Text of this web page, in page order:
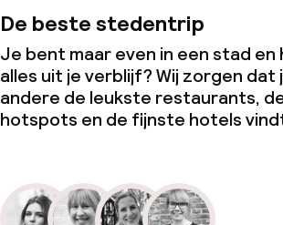
De beste stedentrip
Je bent maar even in een stad en
alles uit je verblijf? Wij zorgen dat
andere de leukste restaurants,
hotspots en de fijnste hotels